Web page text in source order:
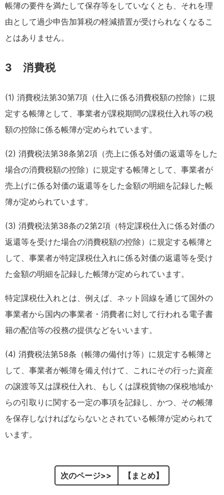
帳簿の要件を満たして保存等をしていなくとも、それを理
由として過少申告加算税の軽減措置が受けられなくなるこ
とはありません。
3 消費税
(1) 消費税法第30第7項（仕入に係る消費税額の控除）に規
定する帳簿として、事業者が課税期間の課税仕入れ等の税
額の控除に係る帳簿が定められています。
(2) 消費税法第38条第2項（売上に係る対価の返還等をした
場合の消費税額の控除）に規定する帳簿として、事業者が
売上げに係る対価の返還等をした金額の明細を記録した帳
簿が定められています。
(3) 消費税法第38条の2第2項（特定課税仕入に係る対価の
返還等を受けた場合の消費税額の控除）に規定する帳簿と
して、事業者が特定課税仕入れに係る対価の返還等を受け
た金額の明細を記録した帳簿が定められています。
特定課税仕入れとは、例えば、ネット回線を通じて国外の
事業者から国内の事業者・消費者に対して行われる電子書
籍の配信等の役務の提供などをいいます。
(4) 消費税法第58条（帳簿の備付け等）に規定する帳簿と
して、事業者が帳簿を備え付けて、これにその行った資産
の譲渡等又は課税仕入れ、もしくは課税貨物の保税地域か
らの引取りに関する一定の事項を記録し、かつ、その帳簿
を保存しなければならないとされている帳簿が定められて
います。
次のページ 【まとめ】